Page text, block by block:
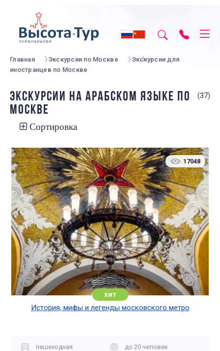
Главная Экскурсии по Москве
Экскурсии для
иностранцев по Москве
ЭКСКУРСИИ НА АРАБСКОМ ЯЗЫКЕ ПО
МОСКВЕ
(37)
Сортировка
17048
хит
История, мифы и легенды московского метро
пешеходная
до 20 человек